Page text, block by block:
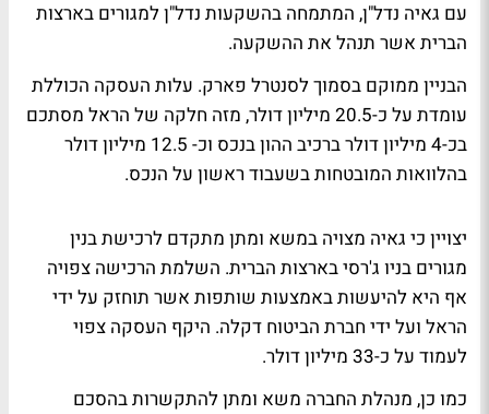
עם גאיה נדל"ן, המתמחה בהשקעות נדל"ן למגורים בארצות
הברית אשר תנהל את ההשקעה.
הבניין ממוקם בסמוך לסנטרל פארק. עלות העסקה הכוללת
עומדת על כ-20.5 מיליון דולר, מזה חלקה של הראל מסתכם
בכ-4 מיליון דולר ברכיב ההון בנכס וכ- 12.5 מיליון דולר
בהלוואות המובטחות בשעבוד ראשון על הנכס.
יצויין כי גאיה מצויה במשא ומתן מתקדם לרכישת בנין
מגורים בניו ג'רסי בארצות הברית. השלמת הרכישה צפויה
אף היא להיעשות באמצעות שותפות אשר תוחזק על ידי
הראל ועל ידי חברת הביטוח דקלה. היקף העסקה צפוי
לעמוד על כ-33 מיליון דולר.
כמו כן, מנהלת החברה משא ומתן להתקשרות בהסכם